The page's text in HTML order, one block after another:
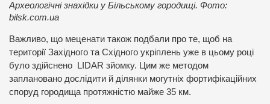
Археологічні знахідки у Більському городищі. Фото:
bilsk.com.ua
Важливо, що меценати також подбали про те, щоб на
території Західного та Східного укріплень уже в цьому році
було здійснено LIDAR зйомку. Цим же методом
заплановано дослідити й ділянки могутніх фортифікаційних
споруд городища протяжністю майже 35 км.